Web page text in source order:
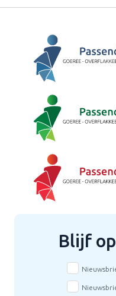
Blijf